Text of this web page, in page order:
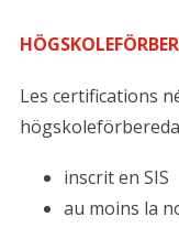
Les certifications
inscrit en SIS
au moins la